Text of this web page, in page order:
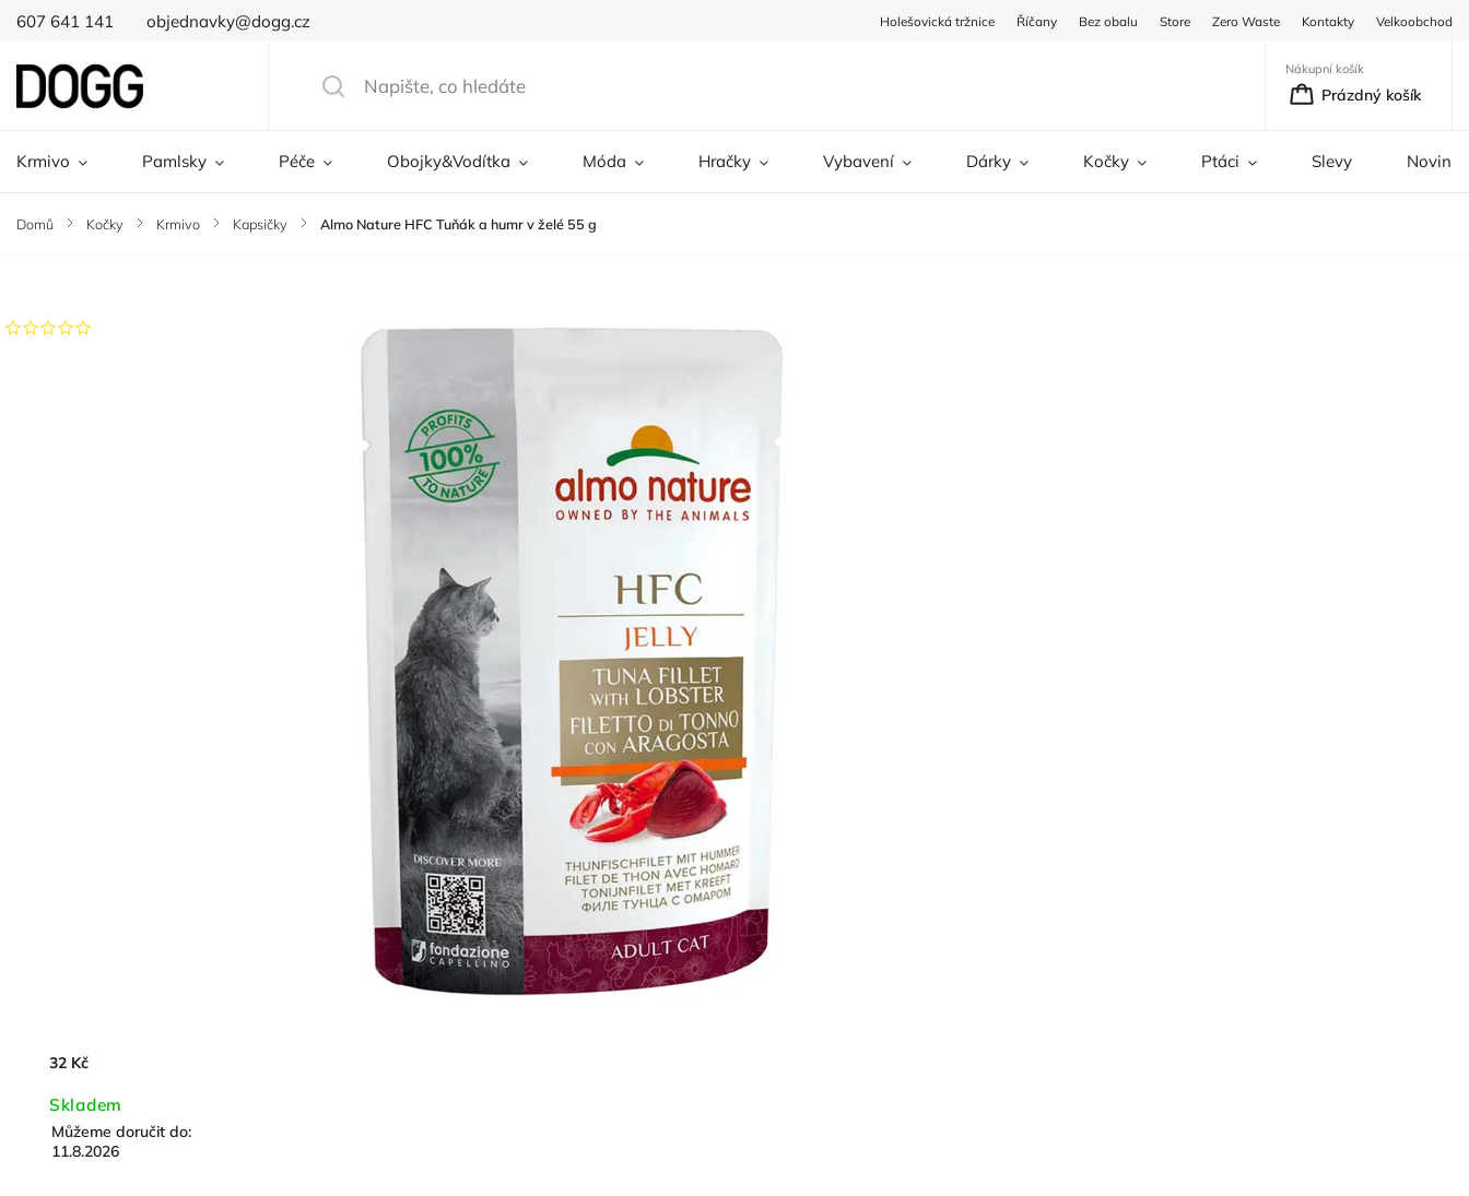
607 641 141 objednavky@dogg.cz Holešovická tržnice Říčany Bez obalu Store Zero Waste Kontakty Velkoobchod
Nákupní košík
Prázdný košík
Krmivo Pamlsky Péče Obojky&Vodítka Móda Hračky Vybavení Dárky Kočky Ptáci Slevy Novinky
Domů / Kočky / Krmivo / Kapsičky / Almo Nature HFC Tuňák a humr v želé 55 g
32 Kč
Skladem
Můžeme doručit do:
11.8.2026